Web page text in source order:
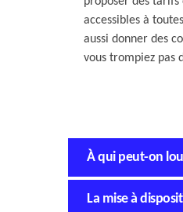
accessibles à
aussi donner des
vous trompiez pas
À qui peut-on
La mise à